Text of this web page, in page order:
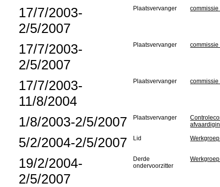
17/7/2003-
2/5/2007
Plaatsvervanger
17/7/2003-
2/5/2007
Plaatsvervanger
17/7/2003-
11/8/2004
Plaatsvervanger
1/8/2003-2/5/2007 Plaatsvervanger
5/2/2004-2/5/2007 Lid
19/2/2004-
2/5/2007
Derde
ondervoorzitter